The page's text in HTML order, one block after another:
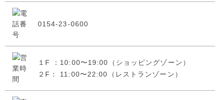
0154-23-0600
１F ：10:00〜19:00（ショッピングゾーン）
２F： 11:00〜22:00（レストランゾーン）